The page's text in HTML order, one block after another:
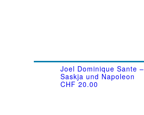
Joel Dominique Sante –
Saskja und Napoleon
CHF 20.00